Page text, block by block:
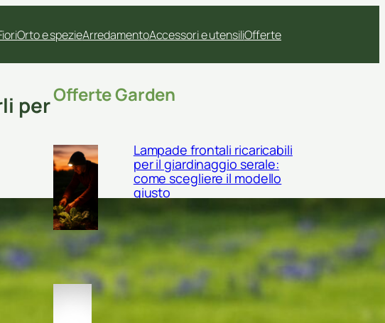
Orto e spezieArredamentoAccessori e utensiliOfferte
perOfferte Garden
Lampade frontali ricaricabili
per il giardinaggio serale:
come scegliere il modello
giusto
Sgabello inginocchiatoio con
tasche laterali: l’accessorio